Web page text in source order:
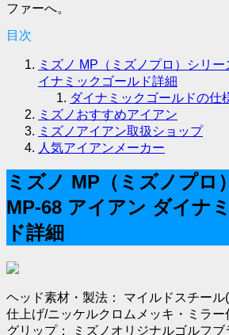
ファーへ。
目次
ミズノ MP（ミズノプロ）シリ
イナミックゴールド詳細
ダイナミックゴールドの仕
ミズノおすすめアイアン
ミズノアイアン取扱ショップ
人気アイアンメーカー
ミズノ MP（ミズノプロ
MP-68 アイアン ダイナ
ド詳細
ヘッド素材・製法： マイルドスチー
仕上げ/ニッケルクロムメッキ・ミラー
グリップ： ミズノオリジナルゴルフ